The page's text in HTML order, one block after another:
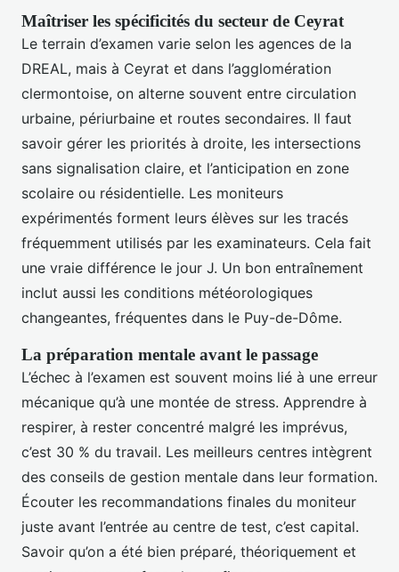
Maîtriser les spécificités du secteur de Ceyrat
Le terrain d’examen varie selon les agences de la
DREAL, mais à Ceyrat et dans l’agglomération
clermontoise, on alterne souvent entre circulation
urbaine, périurbaine et routes secondaires. Il faut
savoir gérer les priorités à droite, les intersections
sans signalisation claire, et l’anticipation en zone
scolaire ou résidentielle. Les moniteurs
expérimentés forment leurs élèves sur les tracés
fréquemment utilisés par les examinateurs. Cela fait
une vraie différence le jour J. Un bon entraînement
inclut aussi les conditions météorologiques
changeantes, fréquentes dans le Puy-de-Dôme.
La préparation mentale avant le passage
L’échec à l’examen est souvent moins lié à une erreur
mécanique qu’à une montée de stress. Apprendre à
respirer, à rester concentré malgré les imprévus,
c’est 30 % du travail. Les meilleurs centres intègrent
des conseils de gestion mentale dans leur formation.
Écouter les recommandations finales du moniteur
juste avant l’entrée au centre de test, c’est capital.
Savoir qu’on a été bien préparé, théoriquement et